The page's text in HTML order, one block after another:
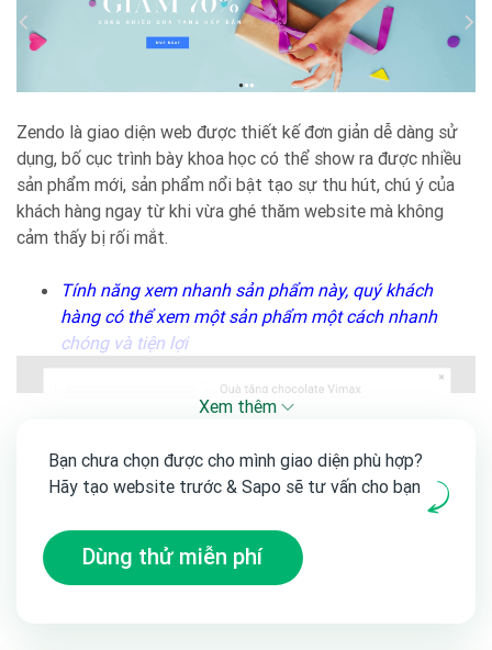
Zendo là giao diện web được thiết kế đơn giản dễ dàng sử
dụng, bố cục trình bày khoa học có thể show ra được nhiều
sản phẩm mới, sản phẩm nổi bật tạo sự thu hút, chú ý của
khách hàng ngay từ khi vừa ghé thăm website mà không
cảm thấy bị rối mắt.
Tính năng xem nhanh sản phẩm này, quý khách
hàng có thể xem một sản phẩm một cách nhanh
chóng và tiện lợi
Pop up xem nhanh sản phẩm sẽ nhanh chóng hiện ra chỉ sau
Xem thêm
Bạn chưa chọn được cho mình giao diện phù hợp?
Hãy tạo website trước & Sapo sẽ tư vấn cho bạn
Dùng thử miễn phí